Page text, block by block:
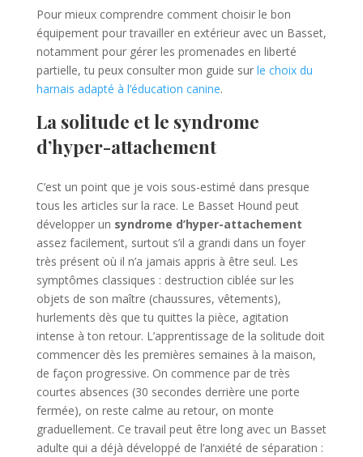
Pour mieux comprendre comment choisir le bon
équipement pour travailler en extérieur avec un Basset,
notamment pour gérer les promenades en liberté
partielle, tu peux consulter mon guide sur le choix du
harnais adapté à l’éducation canine.
La solitude et le syndrome
d’hyper-attachement
C’est un point que je vois sous-estimé dans presque
tous les articles sur la race. Le Basset Hound peut
développer un syndrome d’hyper-attachement
assez facilement, surtout s’il a grandi dans un foyer
très présent où il n’a jamais appris à être seul. Les
symptômes classiques : destruction ciblée sur les
objets de son maître (chaussures, vêtements),
hurlements dès que tu quittes la pièce, agitation
intense à ton retour. L’apprentissage de la solitude doit
commencer dès les premières semaines à la maison,
de façon progressive. On commence par de très
courtes absences (30 secondes derrière une porte
fermée), on reste calme au retour, on monte
graduellement. Ce travail peut être long avec un Basset
adulte qui a déjà développé de l’anxiété de séparation :